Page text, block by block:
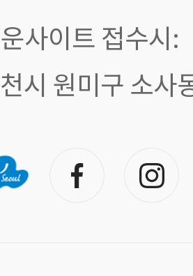
사이트 접수시:
시 원미구 소사